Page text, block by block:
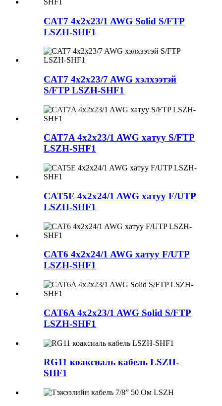
CAT7 4x2x23/1 AWG Solid S/FTP
LSZH-SHF1
CAT7 4x2x23/7 AWG хэлхээтэй
S/FTP LSZH-SHF1
CAT7A 4x2x23/1 AWG хатуу S/FTP
LSZH-SHF1
CAT5E 4x2x24/1 AWG хатуу F/UTP
LSZH-SHF1
CAT6 4x2x24/1 AWG хатуу F/UTP
LSZH-SHF1
CAT6A 4x2x23/1 AWG Solid S/FTP
LSZH-SHF1
RG11 коаксиаль кабель LSZH-
SHF1